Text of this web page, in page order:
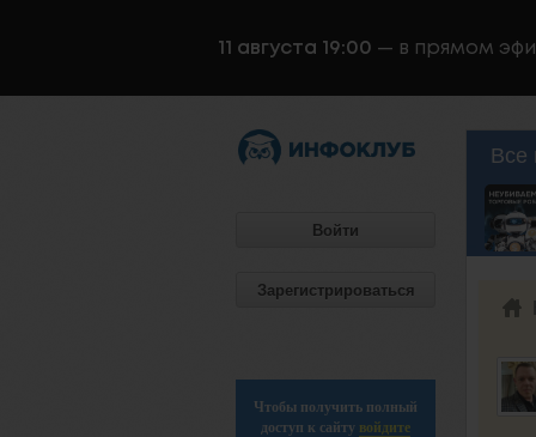
11 августа 19:00 — в прямом
Войти
Зарегистрироваться
Чтобы получить полный
доступ к сайту войдите
Все